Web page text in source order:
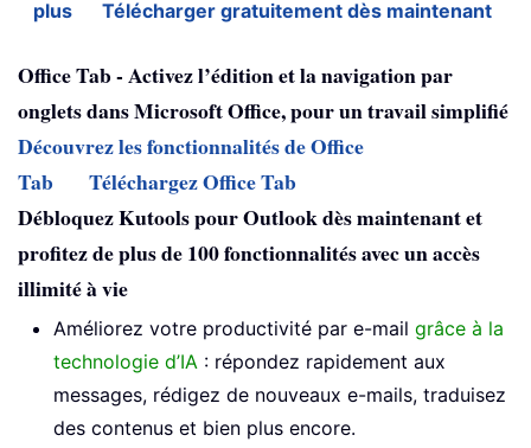
plus
Télécharger gratuitement dès maintenant
Office Tab - Activez l’édition et la navigation par
onglets dans Microsoft Office, pour un travail simplifié
Découvrez les fonctionnalités de Office
Tab
Téléchargez Office Tab
Débloquez Kutools pour Outlook dès maintenant et
profitez de plus de 100 fonctionnalités avec un accès
illimité à vie
Améliorez votre productivité par e-mail grâce à la
technologie d’IA : répondez rapidement aux
messages, rédigez de nouveaux e-mails, traduisez
des contenus et bien plus encore.